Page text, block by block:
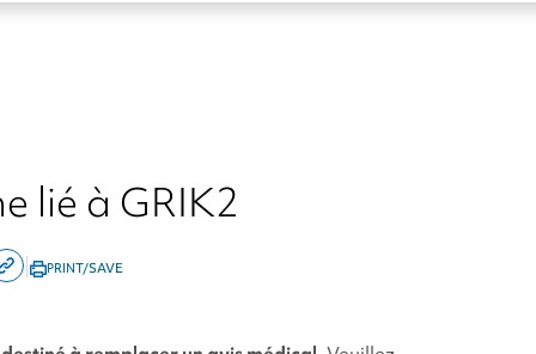
lié à GRIK2
Copy
page
| PRINT/SAVE